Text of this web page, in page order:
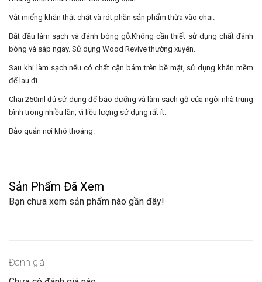
Vắt miếng khăn thật chặt và rót phần sản phẩm thừa vào chai.
Bắt đầu làm sạch và đánh bóng gỗ.Không cần thiết sử dụng chất đánh
bóng và sáp ngay. Sử dụng Wood Revive thường xuyên.
Sau khi làm sạch nếu có chất cặn bám trên bề mặt, sử dụng khăn mềm
để lau đi.
Chai 250ml đủ sử dụng để bảo dưỡng và làm sạch gỗ của ngôi nhà trung
bình trong nhiều lần, vì liều lượng sử dụng rất ít.
Bảo quản nơi khô thoáng.
Sản Phẩm Đã Xem
Bạn chưa xem sản phẩm nào gần đây!
Đánh giá